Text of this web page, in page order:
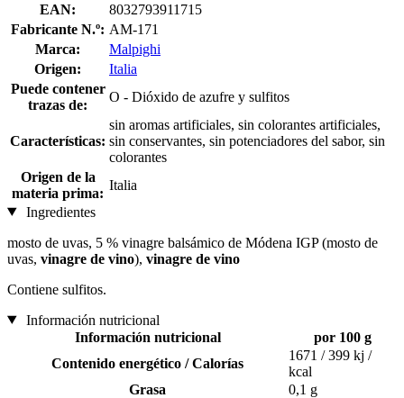
EAN:
8032793911715
Fabricante N.º: AM-171
Marca:
Malpighi
Origen:
Italia
Puede contener
trazas de:
O - Dióxido de azufre y sulfitos
Características:
sin aromas artificiales, sin colorantes artificiales,
sin conservantes, sin potenciadores del sabor, sin
colorantes
Origen de la
materia prima:
Italia
Ingredientes
mosto de uvas, 5 % vinagre balsámico de Módena IGP (mosto de
uvas, vinagre de vino), vinagre de vino
Contiene sulfitos.
Información nutricional
Información nutricional
por 100 g
Contenido energético / Calorías
1671 / 399 kj /
kcal
Grasa
0,1 g